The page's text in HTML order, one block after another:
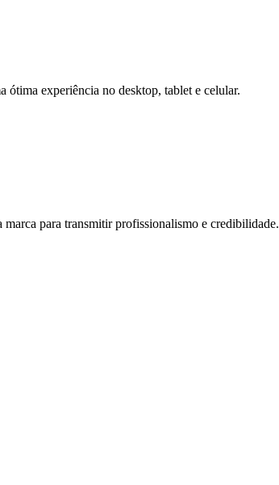
ótima experiência no desktop, tablet e celular.
para transmitir profissionalismo e credibilidade.